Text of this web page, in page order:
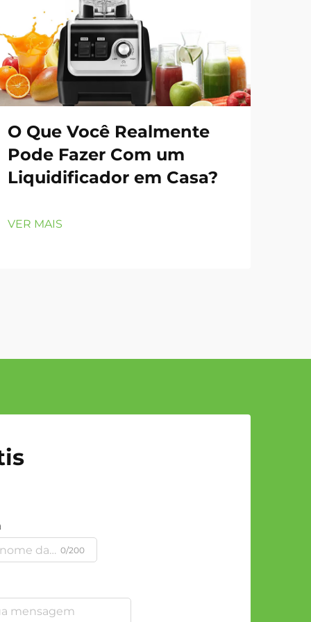
O Que Você Realmente
Pode Fazer Com um
Liquidificador em Casa?
VER MAIS
0/200